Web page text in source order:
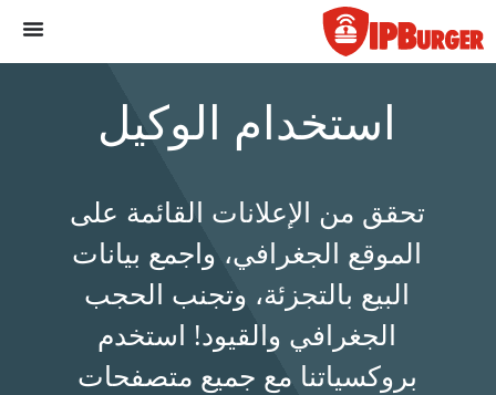
إلى
المحتوى
استخدام الوكيل
تحقق من الإعلانات القائمة على
الموقع الجغرافي، واجمع بيانات
البيع بالتجزئة، وتجنب الحجب
الجغرافي والقيود! استخدم
بروكسياتنا مع جميع متصفحات